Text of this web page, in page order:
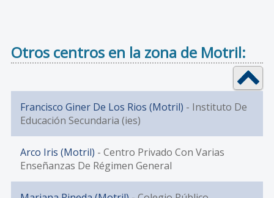
Otros centros en la zona de Motril:
Francisco Giner De Los Rios (Motril) - Instituto De
Educación Secundaria (ies)
Arco Iris (Motril) - Centro Privado Con Varias
Enseñanzas De Régimen General